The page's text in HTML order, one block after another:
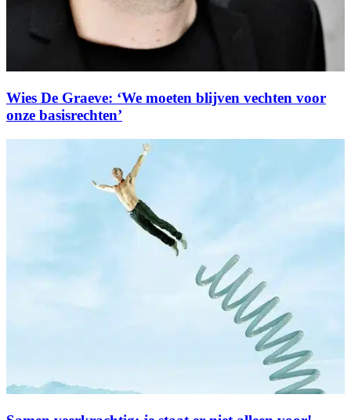
Wies De Graeve: ‘We moeten blijven vechten voor
onze basisrechten’